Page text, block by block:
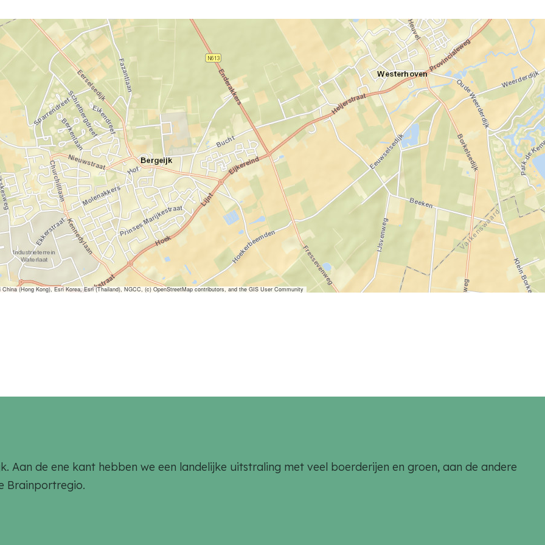
(Hong Kong), Esri Korea, Esri (Thailand), NGCC, (c) OpenStreetMap contributors, and the GIS User Community
Aan de ene kant hebben we een landelijke uitstraling met veel boerderijen en groen, aan de andere
Brainportregio.